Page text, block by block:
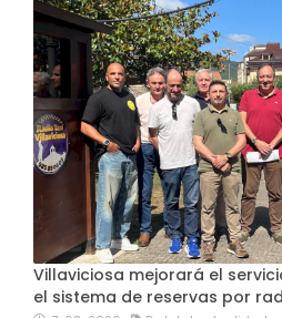
Villaviciosa mejorará el
el sistema de reservas por